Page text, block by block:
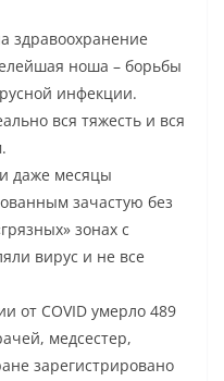
здравоохранение
ноша – борьбы
инфекции.
вся тяжесть и вся
даже месяцы
зачастую без
зонах с
вирус и не все
от COVID умерло 489
медсестер,
зарегистрировано